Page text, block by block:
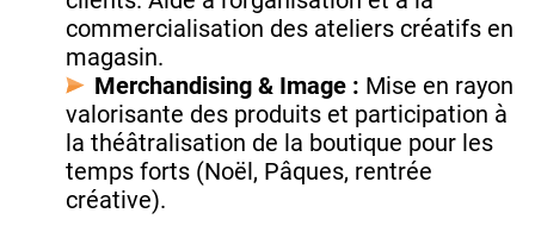
commercialisation des ateliers créatifs en
magasin.
Merchandising & Image : Mise en rayon
valorisante des produits et participation à
la théâtralisation de la boutique pour les
temps forts (Noël, Pâques, rentrée
créative).